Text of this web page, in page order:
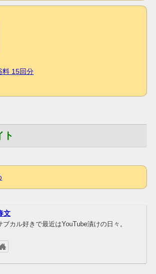
料 15回分
ト
文
ブカル好きで最近はYouTube漬けの日々。